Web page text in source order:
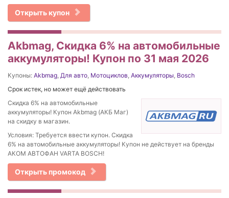
Открыть купон
Akbmag, Скидка 6% на автомобильные
аккумуляторы! Купон по 31 мая 2026
Купоны: Akbmag, Для авто, Мотоциклов, Аккумуляторы, Bosch
Срок истек, но может ещё действовать
Скидка 6% на автомобильные
аккумуляторы! Купон Akbmag (АКБ Маг)
на скидку в магазин.
Условия: Требуется ввести купон. Скидка
6% на автомобильные аккумуляторы! Купон не действует на бренды
АКОМ АВТОФАН VARTA BOSCH!
Открыть промокод